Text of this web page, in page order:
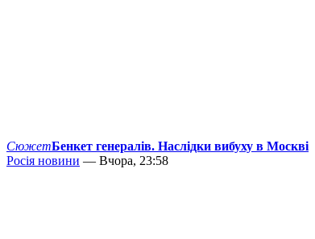
СюжетБенкет генералів. Наслідки вибуху в Москві
Росія новини — Вчора, 23:58